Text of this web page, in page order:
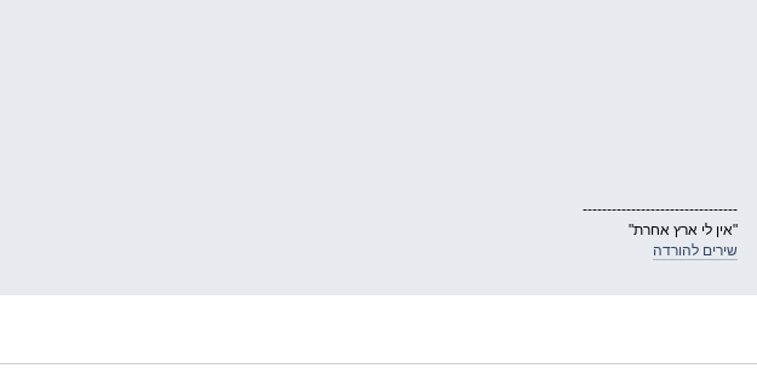
--------------------------------
"אין לי ארץ אחרת"
שירים להורדה